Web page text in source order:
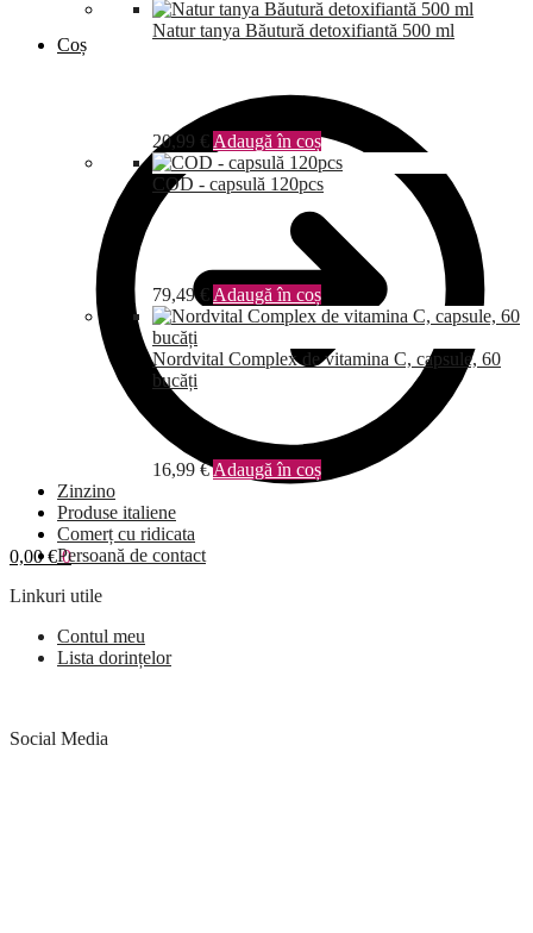
Coș
0,00€ 0
Natur tanya Băutură detoxifiantă 500 ml
20,99 € Adaugă în coș
COD - capsulă 120pcs
79,49 € Adaugă în coș
Nordvital Complex de vitamina C, capsule, 60
bucăți
16,99 € Adaugă în coș
Zinzino
Produse italiene
Comerț cu ridicata
Persoană de contact
Linkuri utile
Contul meu
Lista dorințelor
Social Media